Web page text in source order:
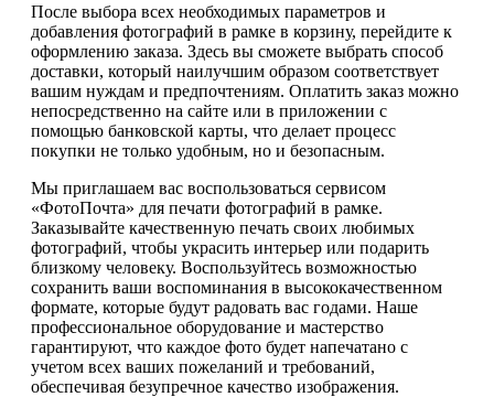
После выбора всех необходимых параметров и
добавления фотографий в рамке в корзину, перейдите к
оформлению заказа. Здесь вы сможете выбрать способ
доставки, который наилучшим образом соответствует
вашим нуждам и предпочтениям. Оплатить заказ можно
непосредственно на сайте или в приложении с
помощью банковской карты, что делает процесс
покупки не только удобным, но и безопасным.
Мы приглашаем вас воспользоваться сервисом
«ФотоПочта» для печати фотографий в рамке.
Заказывайте качественную печать своих любимых
фотографий, чтобы украсить интерьер или подарить
близкому человеку. Воспользуйтесь возможностью
сохранить ваши воспоминания в высококачественном
формате, которые будут радовать вас годами. Наше
профессиональное оборудование и мастерство
гарантируют, что каждое фото будет напечатано с
учетом всех ваших пожеланий и требований,
обеспечивая безупречное качество изображения.